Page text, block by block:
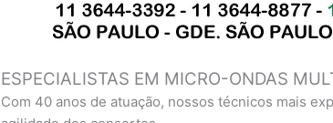
ESPECIALISTAS EM MICRO-ONDAS
Com 40 anos de atuação, nossos técnicos mais